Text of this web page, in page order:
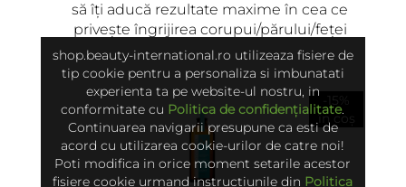
să îți aducă rezultate maxime în cea ce
privește îngrijirea corupui/părului/feței
-15%
în coș
shop.beauty-international.ro utilizeaza fisiere de
tip cookie pentru a personaliza si imbunatati
experienta ta pe website-ul nostru, in
conformitate cu Politica de confidențialitate.
Continuarea navigarii presupune ca esti de
acord cu utilizarea cookie-urilor de catre noi!
Poti modifica in orice moment setarile acestor
fisiere cookie urmand instructiunile din Politica